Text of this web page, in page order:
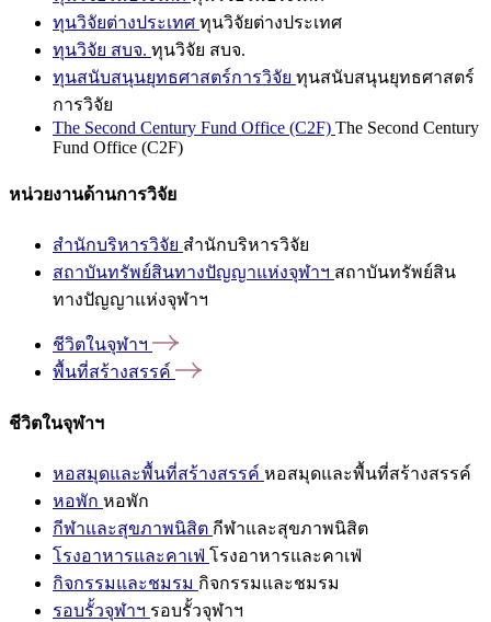
ทุนวิจัยต่างประเทศ ทุนวิจัยต่างประเทศ
ทุนวิจัย สบจ. ทุนวิจัย สบจ.
ทุนสนับสนุนยุทธศาสตร์การวิจัย ทุนสนับสนุนยุทธศาสตร์
การวิจัย
The Second Century Fund Office (C2F) The Second Century
Fund Office (C2F)
หน่วยงานด้านการวิจัย
สำนักบริหารวิจัย สำนักบริหารวิจัย
สถาบันทรัพย์สินทางปัญญาแห่งจุฬาฯ สถาบันทรัพย์สิน
ทางปัญญาแห่งจุฬาฯ
ชีวิตในจุฬาฯ
พื้นที่สร้างสรรค์
ชีวิตในจุฬาฯ
หอสมุดและพื้นที่สร้างสรรค์ หอสมุดและพื้นที่สร้างสรรค์
หอพัก หอพัก
กีฬาและสุขภาพนิสิต กีฬาและสุขภาพนิสิต
โรงอาหารและคาเฟ่ โรงอาหารและคาเฟ่
กิจกรรมและชมรม กิจกรรมและชมรม
รอบรั้วจุฬาฯ รอบรั้วจุฬาฯ